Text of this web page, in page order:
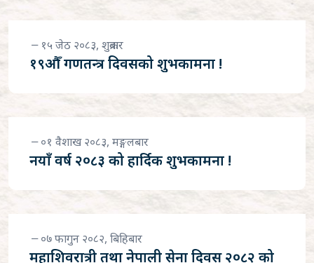
१५ जेठ २०८३, शुक्रबार
१९औँ गणतन्त्र दिवसको शुभकामना !
०१ वैशाख २०८३, मङ्गलबार
नयाँ वर्ष २०८३ को हार्दिक शुभकामना !
०७ फागुन २०८२, बिहिबार
महाशिवरात्री तथा नेपाली सेना दिवस २०८२ को